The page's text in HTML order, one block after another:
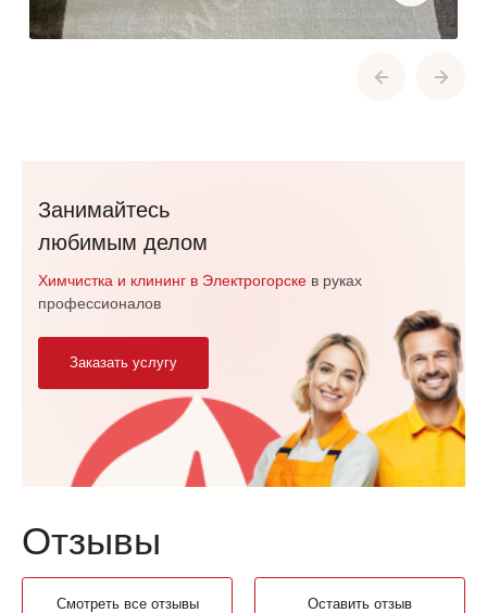
Занимайтесь
любимым делом
Химчистка и клининг в Электрогорске в руках
профессионалов
Заказать услугу
Отзывы
Смотреть все отзывы Оставить отзыв